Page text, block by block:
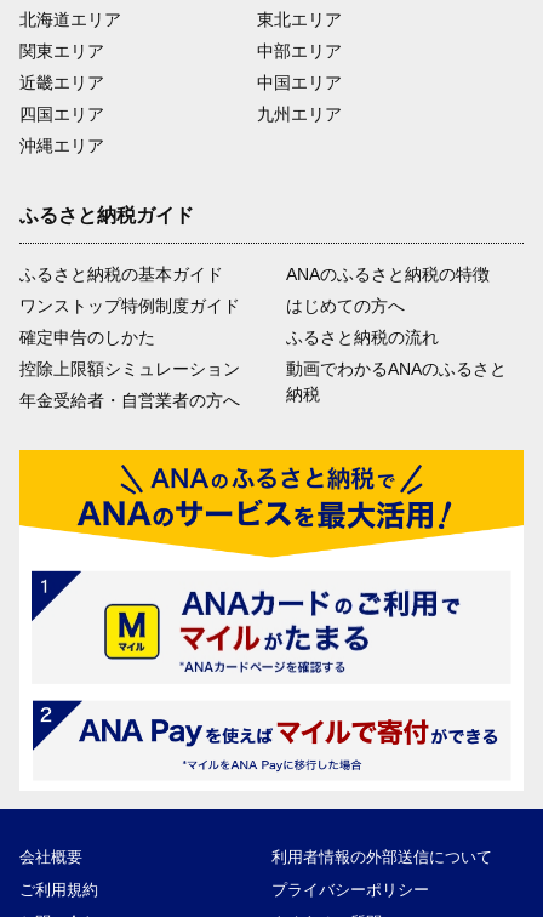
北海道エリア
関東エリア
近畿エリア
四国エリア
沖縄エリア
東北エリア
中部エリア
中国エリア
九州エリア
ふるさと納税ガイド
ふるさと納税の基本ガイド
ワンストップ特例制度ガイド
確定申告のしかた
控除上限額シミュレーション
年金受給者・自営業者の方へ
ANAのふるさと納税の特徴
はじめての方へ
ふるさと納税の流れ
動画でわかるANAのふるさと
納税
会社概要
利用者情報の外部送信について
ご利用規約
プライバシーポリシー